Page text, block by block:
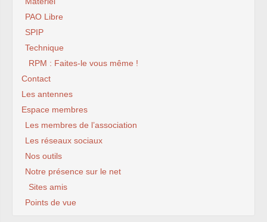
PAO Libre
SPIP
Technique
RPM : Faites-le vous même !
Contact
Les antennes
Espace membres
Les membres de l’association
Les réseaux sociaux
Nos outils
Notre présence sur le net
Sites amis
Points de vue